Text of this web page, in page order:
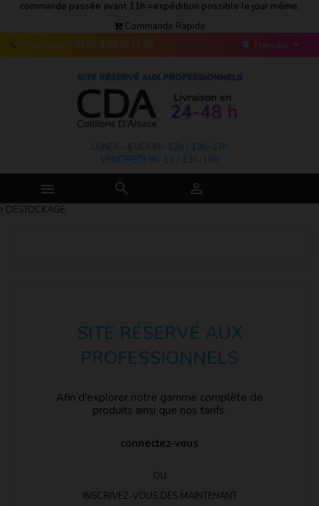
commande passée avant 11h =expédition possible le jour même.
Commande Rapide
Téléphone: + 33 (0) 3 89 30 12 90 Français 
LUNDI - JEUDI 8h-12h / 13h-17h
VENDREDI 8h-12 / 13h-16h
  
DESTOCKAGE
SITE RÉSERVÉ AUX
PROFESSIONNELS
Afin d'explorer notre gamme complète de
produits ainsi que nos tarifs.
connectez-vous
OU
INSCRIVEZ-VOUS DÈS MAINTENANT